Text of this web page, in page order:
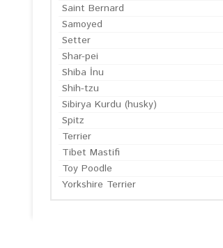
Saint Bernard
Samoyed
Setter
Shar-pei
Shiba İnu
Shih-tzu
Sibirya Kurdu (husky)
Spitz
Terrier
Tibet Mastifi
Toy Poodle
Yorkshire Terrier